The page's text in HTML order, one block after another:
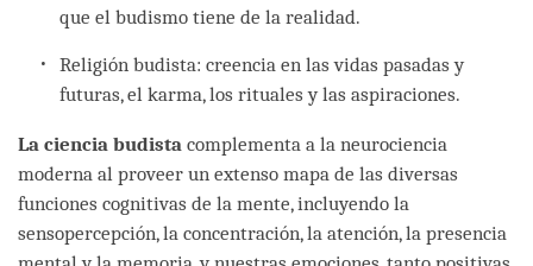
que el budismo tiene de la realidad.
Religión budista: creencia en las vidas pasadas y
futuras, el karma, los rituales y las aspiraciones.
La ciencia budista complementa a la neurociencia
moderna al proveer un extenso mapa de las diversas
funciones cognitivas de la mente, incluyendo la
sensopercepción, la concentración, la atención, la presencia